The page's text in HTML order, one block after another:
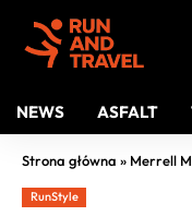
NEWS ASFALT
Strona główna » Merrell
RunStyle